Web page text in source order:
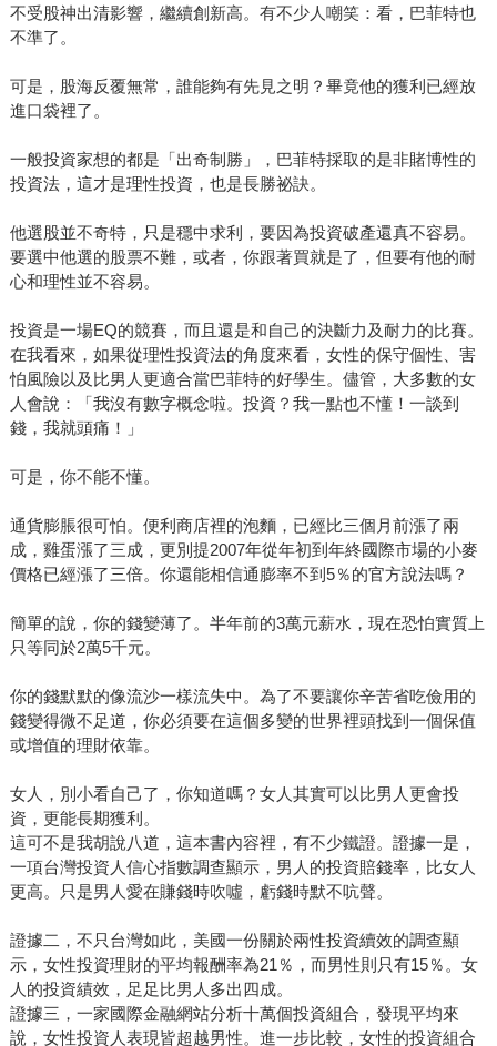
不受股神出清影響，繼續創新高。有不少人嘲笑：看，巴菲特也
不準了。
可是，股海反覆無常，誰能夠有先見之明？畢竟他的獲利已經放
進口袋裡了。
一般投資家想的都是「出奇制勝」，巴菲特採取的是非賭博性的
投資法，這才是理性投資，也是長勝祕訣。
他選股並不奇特，只是穩中求利，要因為投資破產還真不容易。
要選中他選的股票不難，或者，你跟著買就是了，但要有他的耐
心和理性並不容易。
投資是一場EQ的競賽，而且還是和自己的決斷力及耐力的比賽。
在我看來，如果從理性投資法的角度來看，女性的保守個性、害
怕風險以及比男人更適合當巴菲特的好學生。儘管，大多數的女
人會說：「我沒有數字概念啦。投資？我一點也不懂！一談到
錢，我就頭痛！」
可是，你不能不懂。
通貨膨脹很可怕。便利商店裡的泡麵，已經比三個月前漲了兩
成，雞蛋漲了三成，更別提2007年從年初到年終國際市場的小麥
價格已經漲了三倍。你還能相信通膨率不到5％的官方說法嗎？
簡單的說，你的錢變薄了。半年前的3萬元薪水，現在恐怕實質上
只等同於2萬5千元。
你的錢默默的像流沙一樣流失中。為了不要讓你辛苦省吃儉用的
錢變得微不足道，你必須要在這個多變的世界裡頭找到一個保值
或增值的理財依靠。
女人，別小看自己了，你知道嗎？女人其實可以比男人更會投
資，更能長期獲利。
這可不是我胡說八道，這本書內容裡，有不少鐵證。證據一是，
一項台灣投資人信心指數調查顯示，男人的投資賠錢率，比女人
更高。只是男人愛在賺錢時吹噓，虧錢時默不吭聲。
證據二，不只台灣如此，美國一份關於兩性投資續效的調查顯
示，女性投資理財的平均報酬率為21％，而男性則只有15％。女
人的投資績效，足足比男人多出四成。
證據三，一家國際金融網站分析十萬個投資組合，發現平均來
說，女性投資人表現皆超越男性。進一步比較，女性的投資組合